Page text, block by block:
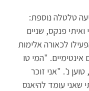
טלטלה נוספת:
פנקס, שניים
לכאורה אלימות
"המי טו
נ'. "אני זוכר
שאני עומד להיאנס